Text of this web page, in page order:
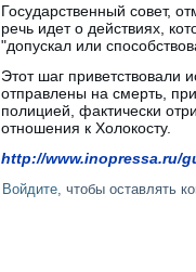
Государственный совет,
речь идет о действиях,
"допускал или
Этот шаг приветствовали
отправлены на смерть,
полицией, фактически
отношения к Холокосту.
http://www.inopressa.ru/
Войдите , чтобы оставлять